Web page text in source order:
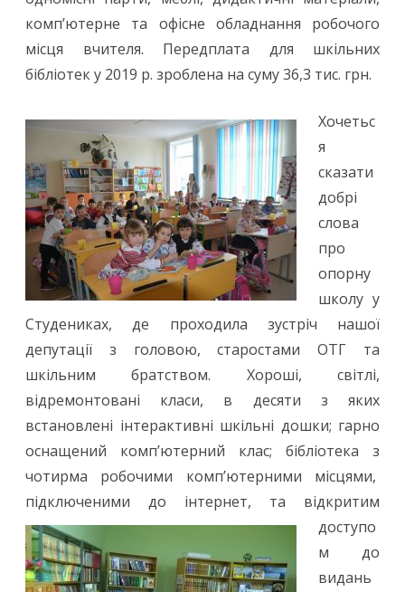
комп’ютерне та офісне обладнання робочого
місця вчителя. Передплата для шкільних
бібліотек у 2019 р. зроблена на суму 36,3 тис. грн.
Хочетьс
я
сказати
добрі
слова
про
опорну
школу у
Студениках, де проходила зустріч нашої
депутації з головою, старостами ОТГ та
шкільним братством. Хороші, світлі,
відремонтовані класи, в десяти з яких
встановлені інтерактивні шкільні дошки; гарно
оснащений комп’ютерний клас; бібліотека з
чотирма робочими комп’ютерними місцями,
підключеними до інтернет, та відкритим
доступо
м до
видань